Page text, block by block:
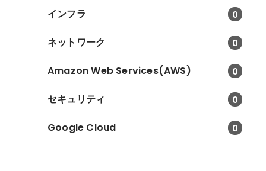
インフラ 0
ネットワーク 0
Amazon Web Services(AWS) 0
セキュリティ 0
Google Cloud 0